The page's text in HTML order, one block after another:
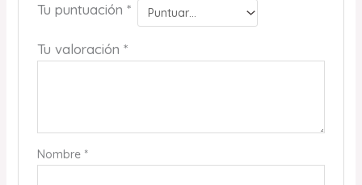
Tu puntuación *
Tu valoración *
Nombre *